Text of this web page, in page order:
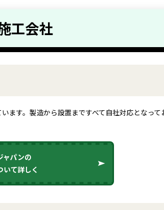
工会社
ます。製造から設置まですべて自社対応となっ
ャパンの
いて詳しく